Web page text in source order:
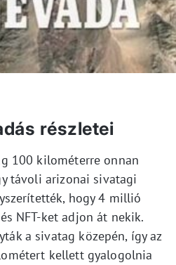
részletei
100 kilométerre onnan
távoli arizonai sivatagi
hogy 4 millió
NFT-ket adjon át nekik.
a sivatag közepén, így az
kellett gyalogolnia